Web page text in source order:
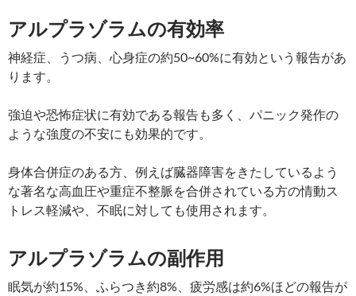
アルプラゾラムの有効率
神経症、うつ病、心身症の約50~60%に有効という報告があ
ります。
強迫や恐怖症状に有効である報告も多く、パニック発作の
ような強度の不安にも効果的です。
身体合併症のある方、例えば臓器障害をきたしているよう
な著名な高血圧や重症不整脈を合併されている方の情動ス
トレス軽減や、不眠に対しても使用されます。
アルプラゾラムの副作用
眠気が約15%、ふらつき約8%、疲労感は約6%ほどの報告が